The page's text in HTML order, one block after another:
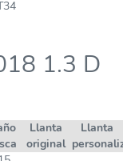
1.3 D
Llanta
original
Llanta